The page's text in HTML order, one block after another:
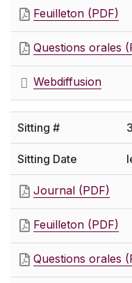
Feuilleton (PDF)
Questions orales
Webdiffusion
Journal (PDF)
Feuilleton (PDF)
Questions orales